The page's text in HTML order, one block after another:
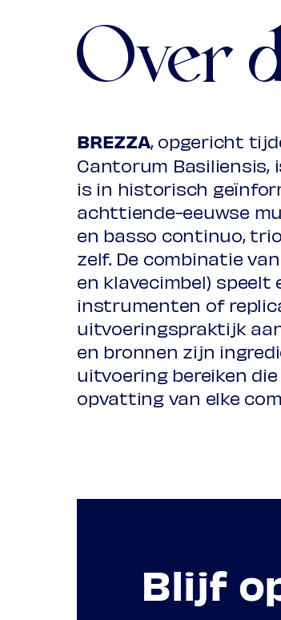
Rondeau (uit:
Largo (uit: Theodora,
Prelude
Georg Friedrich
Da tempeste il legno
HWV 17, 1724)
Programma onder
Over
BREZZA, opgericht
Cantorum Basiliensis,
is in historisch
achttiende-eeuwse
en basso continuo,
zelf. De combinatie
en klavecimbel) speelt
instrumenten of
uitvoeringspraktijk
en bronnen zijn
uitvoering bereiken
opvatting van elke
Blijf